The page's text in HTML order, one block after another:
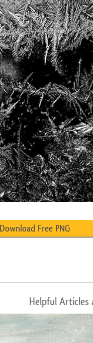
ретуши
Free PNG
Helpful Articles